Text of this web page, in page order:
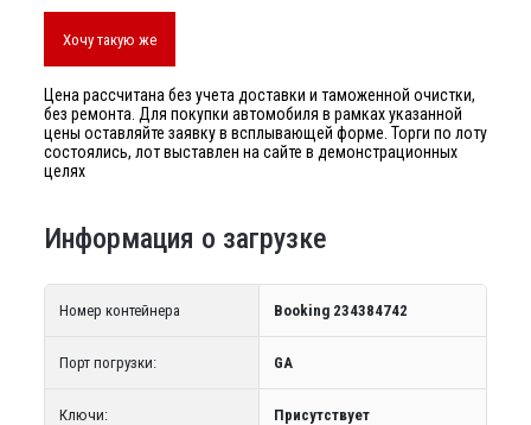
Хочу такую же
Цена рассчитана без учета доставки и таможенной очистки,
без ремонта. Для покупки автомобиля в рамках указанной
цены оставляйте заявку в всплывающей форме. Торги по лоту
состоялись, лот выставлен на сайте в демонстрационных
целях
Информация о загрузке
Номер контейнера Booking 234384742
Порт погрузки: GA
Ключи: Присутствует